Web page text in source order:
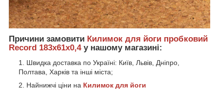
Причини замовити Килимок для йоги пробковий
Record 183x61x0,4 у нашому магазині:
Швидка доставка по Україні: Київ, Львів, Дніпро,
Полтава, Харків та інші міста;
Найнижчі ціни на Килимок для йоги